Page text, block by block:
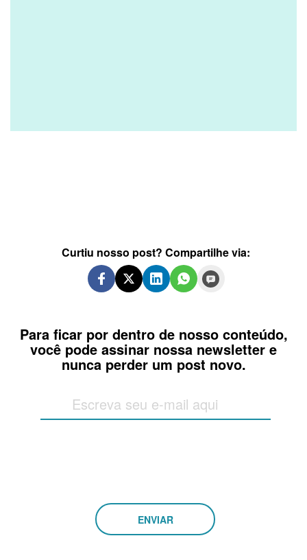
Curtiu nosso post? Compartilhe via:
Para ficar por dentro de nosso conteúdo,
você pode assinar nossa newsletter e
nunca perder um post novo.